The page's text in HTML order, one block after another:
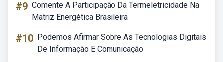
#9 Comente A Participação Da Termeletricidade Na
Matriz Energética Brasileira
#10 Podemos Afirmar Sobre As Tecnologias Digitais
De Informação E Comunicação